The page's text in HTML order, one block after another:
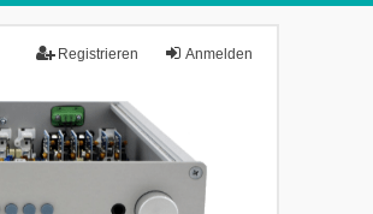
Anmelden
Registrieren